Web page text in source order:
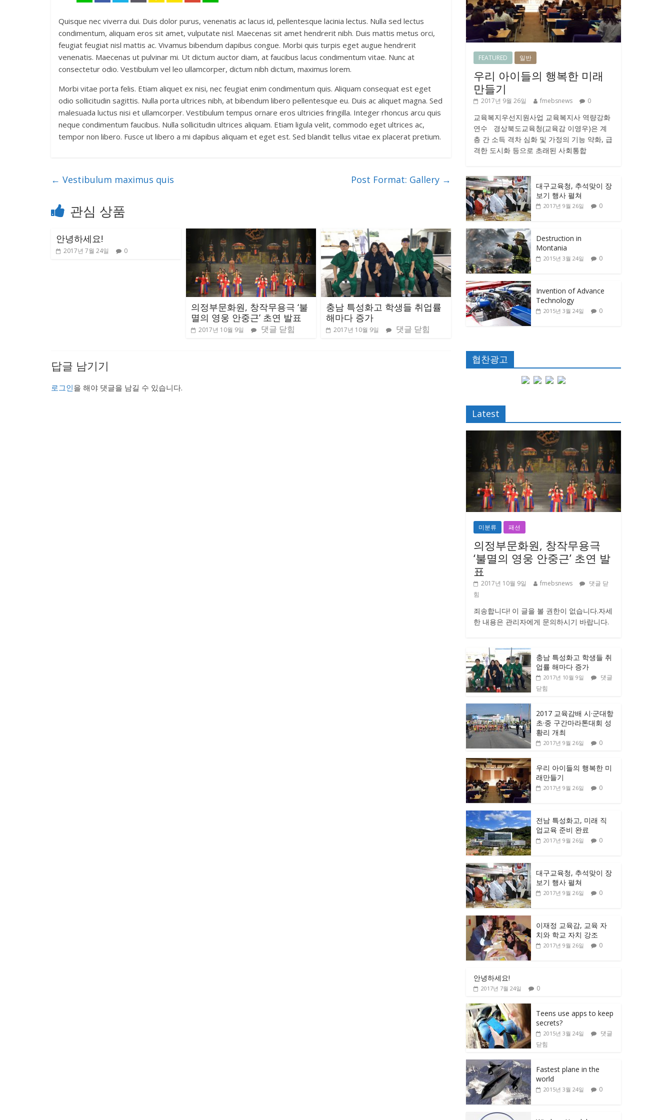
Quisque nec viverra dui. Duis dolor purus, venenatis ac lacus id, pellentesque lacinia lectus. Nulla sed lectus
condimentum, aliquam eros sit amet, vulputate nisl. Maecenas sit amet hendrerit nibh. Duis mattis metus orci,
feugiat feugiat nisl mattis ac. Vivamus bibendum dapibus congue. Morbi quis turpis eget augue hendrerit
venenatis. Maecenas ut pulvinar mi. Ut dictum auctor diam, at faucibus lacus condimentum vitae. Nunc at
consectetur odio. Vestibulum vel leo ullamcorper, dictum nibh dictum, maximus lorem.
Morbi vitae porta felis. Etiam aliquet ex nisi, nec feugiat enim condimentum quis. Aliquam consequat est eget
odio sollicitudin sagittis. Nulla porta ultrices nibh, at bibendum libero pellentesque eu. Duis ac aliquet magna. Sed
malesuada luctus nisi et ullamcorper. Vestibulum tempus ornare eros ultricies fringilla. Integer rhoncus arcu quis
neque condimentum faucibus. Nulla sollicitudin ultrices aliquam. Etiam ligula velit, commodo eget ultrices ac,
tempor non libero. Fusce ut libero a mi dapibus aliquam et eget est. Sed blandit tellus vitae ex placerat pretium.
← Vestibulum maximus quis Post Format: Gallery →
관심 상품
안녕하세요!
2017년 7월 24일 0
의정부문화원, 창작무용극 ‘불
멸의 영웅 안중근’ 초연 발표
2017년 10월 9일 댓글 닫힘
충남 특성화고 학생들 취업률
해마다 증가
2017년 10월 9일 댓글 닫힘
답글 남기기
로그인을 해야 댓글을 남길 수 있습니다.
FEATURED 일반
우리 아이들의 행복한 미래
만들기
2017년 9월 26일 fmebsnews 0
교육복지우선지원사업 교육복지사 역량강화
연수 경상북도교육청(교육감 이영우)은 계
층 간 소득 격차 심화 및 가정의 기능 약화, 급
격한 도시화 등으로 초래된 사회통합
대구교육청, 추석맞이 장
보기 행사 펼쳐
2017년 9월 26일 0
Destruction in
Montania
2015년 3월 24일 0
Invention of Advance
Technology
2015년 3월 24일 0
협찬광고
Latest
미분류 패션
의정부문화원, 창작무용극
‘불멸의 영웅 안중근’ 초연 발
표
2017년 10월 9일 fmebsnews
댓글 닫
힘
죄송합니다! 이 글을 볼 권한이 없습니다.자세
한 내용은 관리자에게 문의하시기 바랍니다.
충남 특성화고 학생들 취
업률 해마다 증가
2017년 10월 9일
댓글
닫힘
2017 교육감배 시·군대항
초·중 구간마라톤대회 성
황리 개최
2017년 9월 26일 0
우리 아이들의 행복한 미
래만들기
2017년 9월 26일 0
전남 특성화고, 미래 직
업교육 준비 완료
2017년 9월 26일 0
대구교육청, 추석맞이 장
보기 행사 펼쳐
2017년 9월 26일 0
이재정 교육감, 교육 자
치와 학교 자치 강조
2017년 9월 26일 0
안녕하세요!
2017년 7월 24일 0
Teens use apps to keep
secrets?
2015년 3월 24일
댓글
닫힘
Fastest plane in the
world
2015년 3월 24일 0